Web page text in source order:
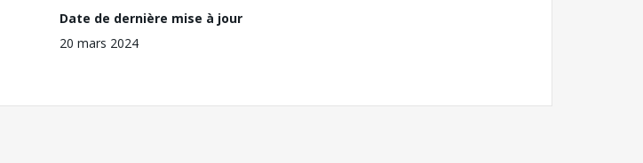
Date de dernière mise à jour
20 mars 2024